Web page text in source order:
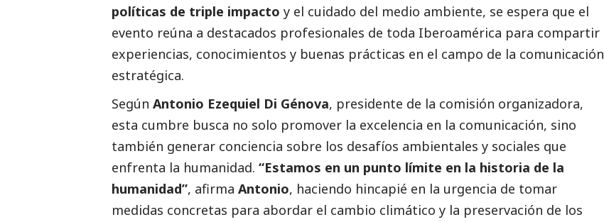
políticas de triple impacto y el cuidado del medio ambiente, se espera que el
evento reúna a destacados profesionales de toda Iberoamérica para compartir
experiencias, conocimientos y buenas prácticas en el campo de la comunicación
estratégica.
Según Antonio Ezequiel Di Génova, presidente de la comisión organizadora,
esta cumbre busca no solo promover la excelencia en la comunicación, sino
también generar conciencia sobre los desafíos ambientales y sociales que
enfrenta la humanidad. “Estamos en un punto límite en la historia de la
humanidad”, afirma Antonio, haciendo hincapié en la urgencia de tomar
medidas concretas para abordar el cambio climático y la preservación de los